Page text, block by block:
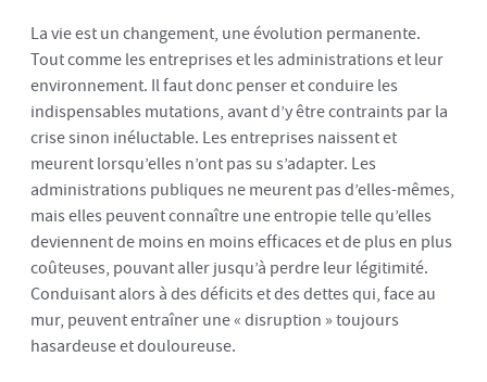
La vie est un changement, une évolution permanente.
Tout comme les entreprises et les administrations et leur
environnement. Il faut donc penser et conduire les
indispensables mutations, avant d’y être contraints par la
crise sinon inéluctable. Les entreprises naissent et
meurent lorsqu’elles n’ont pas su s’adapter. Les
administrations publiques ne meurent pas d’elles-mêmes,
mais elles peuvent connaître une entropie telle qu’elles
deviennent de moins en moins efficaces et de plus en plus
coûteuses, pouvant aller jusqu’à perdre leur légitimité.
Conduisant alors à des déficits et des dettes qui, face au
mur, peuvent entraîner une « disruption » toujours
hasardeuse et douloureuse.